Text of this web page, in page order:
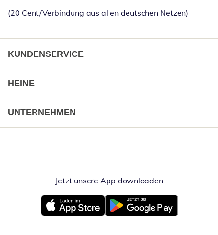
(20 Cent/Verbindung aus allen deutschen Netzen)
KUNDENSERVICE
HEINE
UNTERNEHMEN
Jetzt unsere App downloadenÖffnet in
Öffnet in neuem FensterÖffnet in neuem Fenster